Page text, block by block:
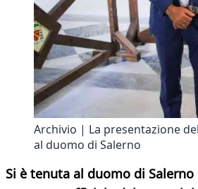
Archivio | La presentazione
al duomo di Salerno
Si è tenuta al duomo di